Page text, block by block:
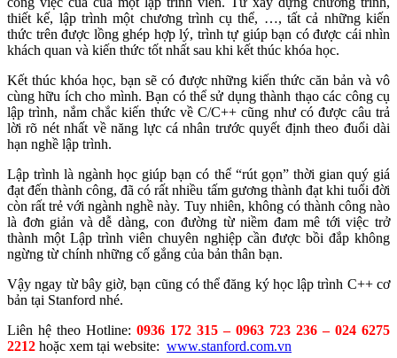
thiết kế, lập trình một chương trình cụ thể, …, tất cả những kiến
thức trên được lồng ghép hợp lý, trình tự giúp bạn có được cái nhìn
khách quan và kiến thức tốt nhất sau khi kết thúc khóa học.
Kết thúc khóa học, bạn sẽ có được những kiến thức căn bản và vô
cùng hữu ích cho mình. Bạn có thể sử dụng thành thạo các công cụ
lập trình, nắm chắc kiến thức về C/C++ cũng như có được câu trả
lời rõ nét nhất về năng lực cá nhân trước quyết định theo đuổi dài
hạn nghề lập trình.
Lập trình là ngành học giúp bạn có thể “rút gọn” thời gian quý giá
đạt đến thành công, đã có rất nhiều tấm gương thành đạt khi tuổi đời
còn rất trẻ với ngành nghề này. Tuy nhiên, không có thành công nào
là đơn giản và dễ dàng, con đường từ niềm đam mê tới việc trở
thành một Lập trình viên chuyên nghiệp cần được bồi đắp không
ngừng từ chính những cố gắng của bản thân bạn.
Vậy ngay từ bây giờ, bạn cũng có thể đăng ký học lập trình C++ cơ
bản tại Stanford nhé.
Liên hệ theo Hotline: 0936 172 315 – 0963 723 236 – 024 6275
2212 hoặc xem tại website: www.stanford.com.vn